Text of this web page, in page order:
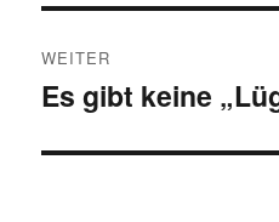
WEITER
Nächster
Es gibt keine